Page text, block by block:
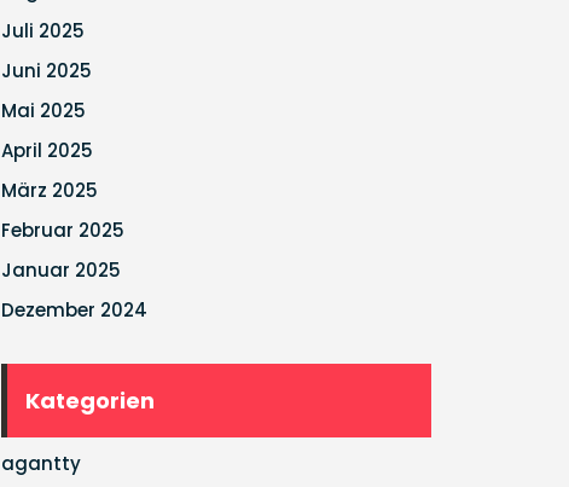
Juli 2025
Juni 2025
Mai 2025
April 2025
März 2025
Februar 2025
Januar 2025
Dezember 2024
Kategorien
agantty